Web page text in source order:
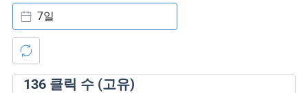
136클릭 수 (고유)
7일